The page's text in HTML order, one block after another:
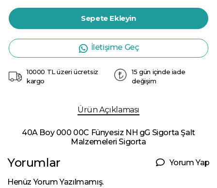
Sepete Ekleyin
İletişime Geç
10000 TL üzeri ücretsiz
kargo
15 gün içinde iade
değişim
Ürün Açıklaması
40A Boy 000 00C Fünyesiz NH gG Sigorta Şalt
Malzemeleri Sigorta
Yorumlar Yorum Yap
Henüz Yorum Yazılmamış.